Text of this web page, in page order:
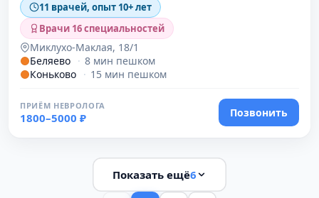
11 врачей, опыт 10+ лет
Врачи 16 специальностей
Миклухо-Маклая, 18/1
Беляево · 8 мин пешком
Коньково · 15 мин пешком
ПРИЁМ НЕВРОЛОГА
1800–5000 ₽ Позвонить
Показать ещё6